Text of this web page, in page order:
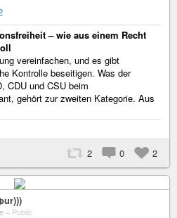
– wie aus einem Recht
vereinfachen, und es gibt
Kontrolle beseitigen. Was der
CDU und CSU beim
gehört zur zweiten Kategorie. Aus
2 0 2
– Public